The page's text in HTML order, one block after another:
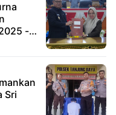
-
Sri